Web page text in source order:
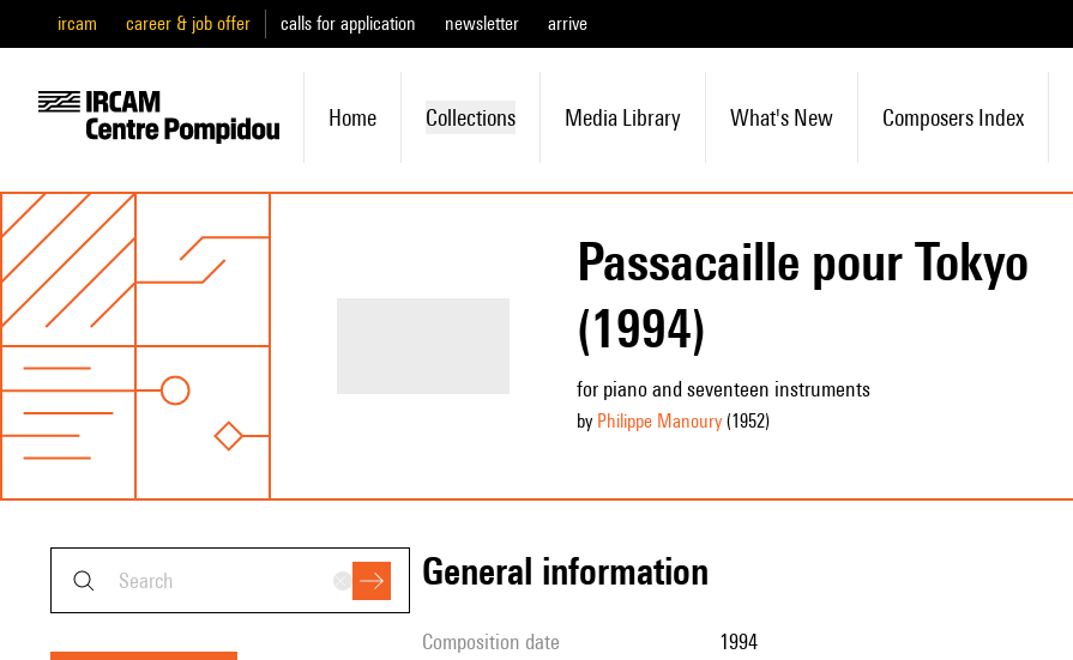
ircam career & job offer calls for application newsletter arrive
Home Collections Media Library What's New Composers Index
Passacaille pour Tokyo
(1994)
for piano and seventeen instruments
by Philippe Manoury(1952)
general information
composition date 1994